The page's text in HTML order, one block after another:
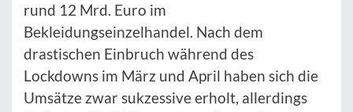
rund 12 Mrd. Euro im
Bekleidungseinzelhandel. Nach dem
drastischen Einbruch während des
Lockdowns im März und April haben sich die
Umsätze zwar sukzessive erholt, allerdings